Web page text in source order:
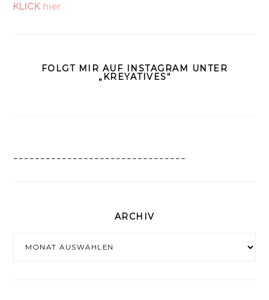
KLICK hier
FOLGT MIR AUF INSTAGRAM UNTER
„KREYATIVES“
ARCHIV